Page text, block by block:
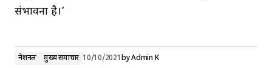
संभावना है।’
नेशनल मुख्य समाचार 10/10/2021byAdmin K